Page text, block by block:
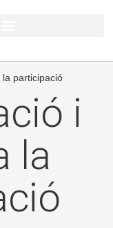
participació
i
la